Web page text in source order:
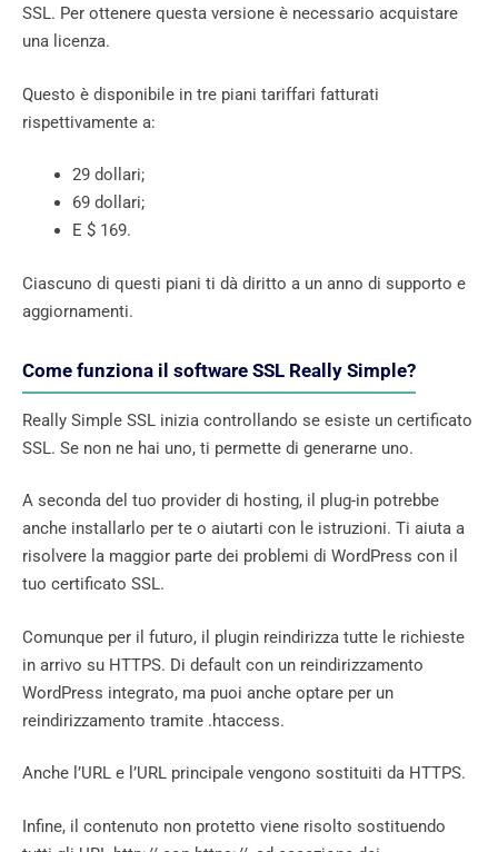
SSL. Per ottenere questa versione è necessario acquistare
una licenza.
Questo è disponibile in tre piani tariffari fatturati
rispettivamente a:
29 dollari;
69 dollari;
E $ 169.
Ciascuno di questi piani ti dà diritto a un anno di supporto e
aggiornamenti.
Come funziona il software SSL Really Simple?
Really Simple SSL inizia controllando se esiste un certificato
SSL. Se non ne hai uno, ti permette di generarne uno.
A seconda del tuo provider di hosting, il plug-in potrebbe
anche installarlo per te o aiutarti con le istruzioni. Ti aiuta a
risolvere la maggior parte dei problemi di WordPress con il
tuo certificato SSL.
Comunque per il futuro, il plugin reindirizza tutte le richieste
in arrivo su HTTPS. Di default con un reindirizzamento
WordPress integrato, ma puoi anche optare per un
reindirizzamento tramite .htaccess.
Anche l’URL e l’URL principale vengono sostituiti da HTTPS.
Infine, il contenuto non protetto viene risolto sostituendo